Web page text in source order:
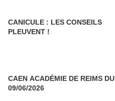
CANICULE : LES CONSEILS
PLEUVENT !
CAEN ACADÉMIE DE REIMS DU
09/06/2026